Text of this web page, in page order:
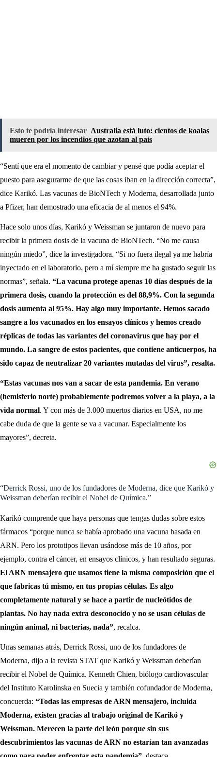
Esto te podría interesar Australia está luto: cientos de koalas
mueren por los incendios que azotan al país
“Sentí que era el momento de cambiar y pensé que podía aceptar el
puesto para asegurarme de que las cosas iban en la dirección correcta”,
dice Karikó. Las vacunas de BioNTech y Moderna, desarrollada junto
a Pfizer, han demostrado una eficacia de al menos el 94%.
Hace solo unos días, Karikó y Weissman se juntaron de nuevo para
recibir la primera dosis de la vacuna de BioNTech. “No me causa
ningún miedo”, dice la investigadora. “Si no fuera ilegal ya me habría
inyectado en el laboratorio, pero a mí siempre me ha gustado seguir las
normas”, señala. “La vacuna protege apenas 10 días después de la
primera dosis, cuando la protección es del 88,9%. Con la segunda
dosis aumenta al 95%. Hay algo muy importante. Hemos sacado
sangre a los vacunados en los ensayos clínicos y hemos creado
réplicas de todas las variantes del coronavirus que hay por el
mundo. La sangre de estos pacientes, que contiene anticuerpos, ha
sido capaz de neutralizar 20 variantes mutadas del virus”, resalta.
“Estas vacunas nos van a sacar de esta pandemia. En verano
(hemisferio norte) probablemente podremos volver a la playa, a la
vida normal. Y con más de 3.000 muertos diarios en USA, no me
cabe duda de que la gente se va a vacunar. Especialmente los
mayores”, decreta.
“Derrick Rossi, uno de los fundadores de Moderna, dice que Karikó y
Weissman deberían recibir el Nobel de Química.”
Karikó comprende que haya personas que tengas dudas sobre estos
fármacos “porque nunca se había aprobado una vacuna basada en
ARN. Pero los prototipos llevan usándose más de 10 años, por
ejemplo, contra el cáncer, en ensayos clínicos, y han resultado seguras.
El ARN mensajero que usamos tiene la misma composición que el
que fabricas tú mismo, en tus propias células. Es algo
completamente natural y se hace a partir de nucleótidos de
plantas. No hay nada extra desconocido y no se usan células de
ningún animal, ni bacterias, nada”, recalca.
Unas semanas atrás, Derrick Rossi, uno de los fundadores de
Moderna, dijo a la revista STAT que Karikó y Weissman deberían
recibir el Nobel de Química. Kenneth Chien, biólogo cardiovascular
del Instituto Karolinska en Suecia y también cofundador de Moderna,
concuerda: “Todas las empresas de ARN mensajero, incluida
Moderna, existen gracias al trabajo original de Karikó y
Weissman. Merecen la parte del león porque sin sus
descubrimientos las vacunas de ARN no estarían tan avanzadas